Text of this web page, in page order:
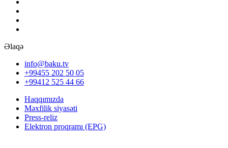
Əlaqə
info@baku.tv
+99455 202 50 05
+99412 525 44 66
Haqqımızda
Məxfilik siyasəti
Press-reliz
Elektron proqramı (EPG)